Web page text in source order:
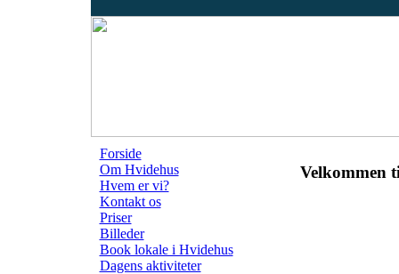
Forside
Om Hvidehus
Hvem er vi?
Kontakt os
Priser
Billeder
Book lokale i Hvidehus
Dagens aktiviteter
Velkommen